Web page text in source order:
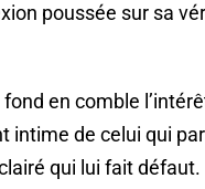
poussée sur sa
en comble
intime de celui qui
qui lui fait